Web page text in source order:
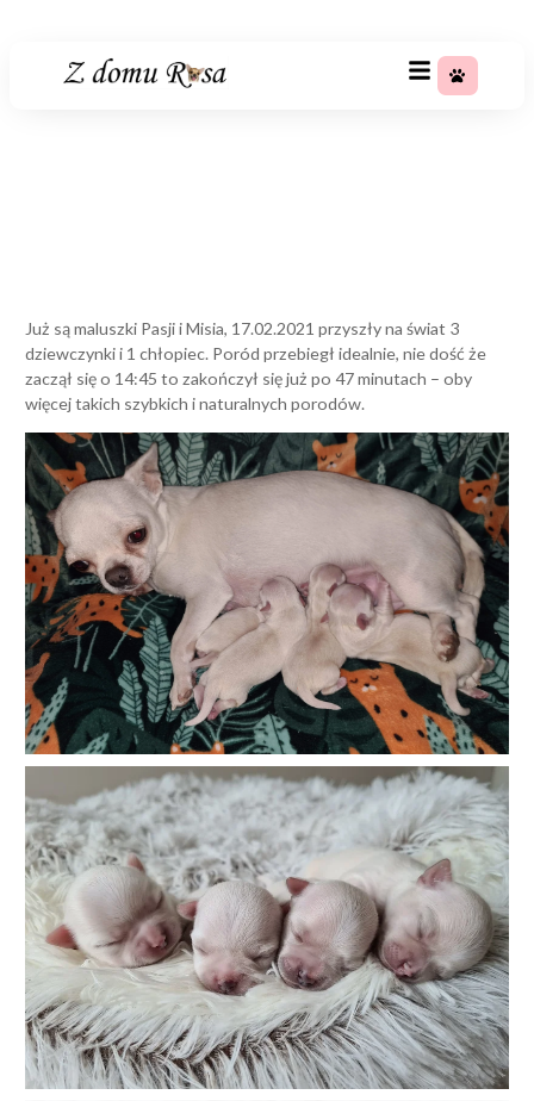
Już są maluszki Pasji i Misia, 17.02.2021 przyszły na świat 3
dziewczynki i 1 chłopiec. Poród przebiegł idealnie, nie dość że
zaczął się o 14:45 to zakończył się już po 47 minutach – oby
więcej takich szybkich i naturalnych porodów.